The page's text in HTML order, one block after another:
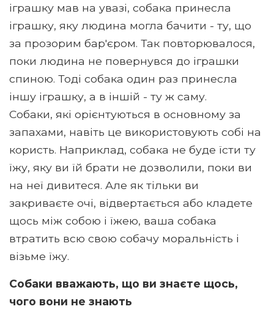
іграшку мав на увазі, собака принесла
іграшку, яку людина могла бачити - ту, що
за прозорим бар'єром. Так повторювалося,
поки людина не повернувся до іграшки
спиною. Тоді собака один раз принесла
іншу іграшку, а в іншій - ту ж саму.
Собаки, які орієнтуються в основному за
запахами, навіть це використовують собі на
користь. Наприклад, собака не буде їсти ту
їжу, яку ви їй брати не дозволили, поки ви
на неї дивитеся. Але як тільки ви
закриваєте очі, відвертається або кладете
щось між собою і їжею, ваша собака
втратить всю свою собачу моральність і
візьме їжу.
Собаки вважають, що ви знаєте щось,
чого вони не знають